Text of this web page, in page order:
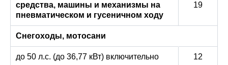
средства, машины и механизмы на
пневматическом и гусеничном ходу
19
Снегоходы, мотосани
до 50 л.с. (до 36,77 кВт) включительно 12